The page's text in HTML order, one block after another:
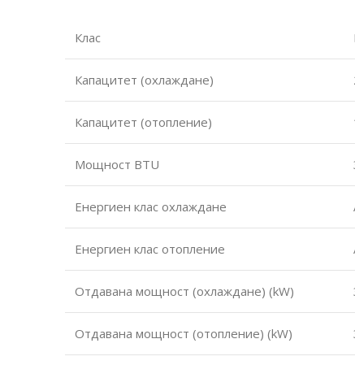
Клас
Капацитет (охлаждане)
Капацитет (отопление)
Мощност BTU
Енергиен клас охлаждане
Енергиен клас отопление
Отдавана мощност (охлаждане) (kW)
Отдавана мощност (отопление) (kW)